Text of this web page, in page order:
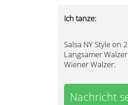
Ich tanze:
Salsa NY Style on 2:
Langsamer Walzer:
Wiener Walzer:
Nachricht